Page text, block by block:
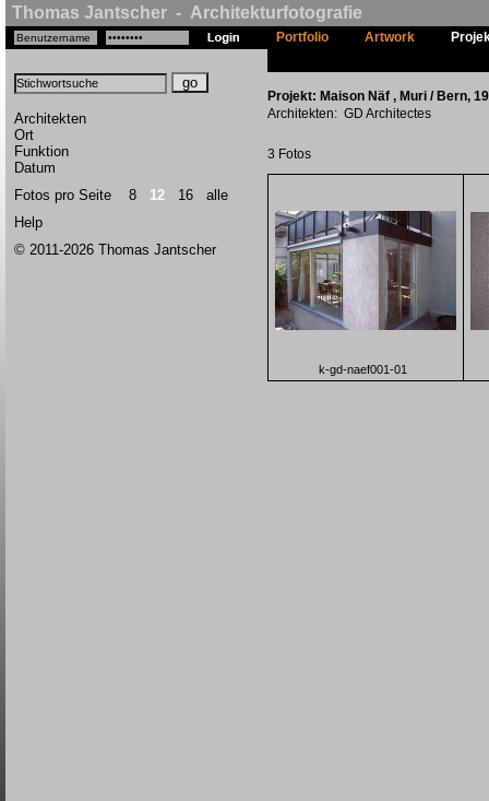
Thomas Jantscher - Architekturfotografie
Architekten
Ort
Funktion
Datum
Fotos pro Seite 8 12 16
alle
Help
© 2011-2026 Thomas Jantscher
Portfolio Artwork
Projekt: Maison Näf , Muri / Bern,
Architekten: GD Architectes
3 Fotos
k-gd-naef001-01